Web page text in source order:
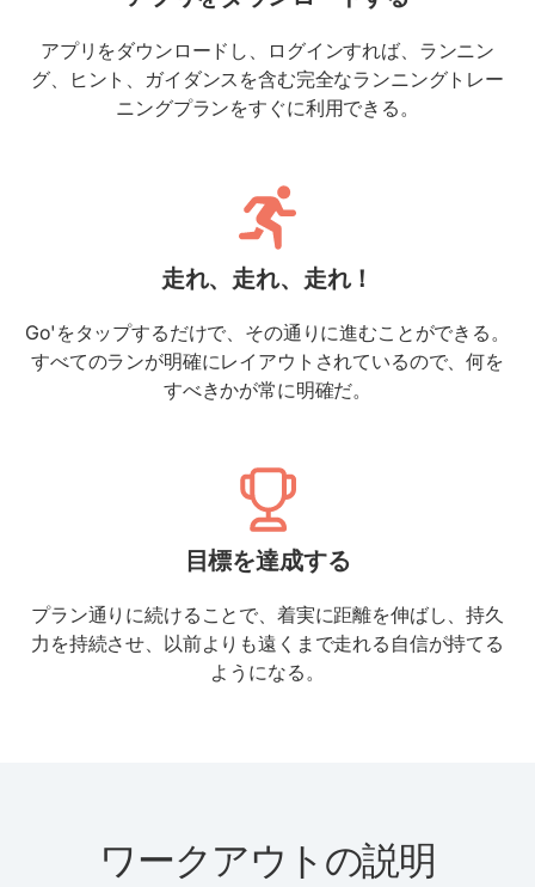
アプリをダウンロードし、ログインすれば、ランニン
グ、ヒント、ガイダンスを含む完全なランニングトレー
ニングプランをすぐに利用できる。
走れ、走れ、走れ！
Go'をタップするだけで、その通りに進むことができる。
すべてのランが明確にレイアウトされているので、何を
すべきかが常に明確だ。
目標を達成する
プラン通りに続けることで、着実に距離を伸ばし、持久
力を持続させ、以前よりも遠くまで走れる自信が持てる
ようになる。
ワークアウトの説明